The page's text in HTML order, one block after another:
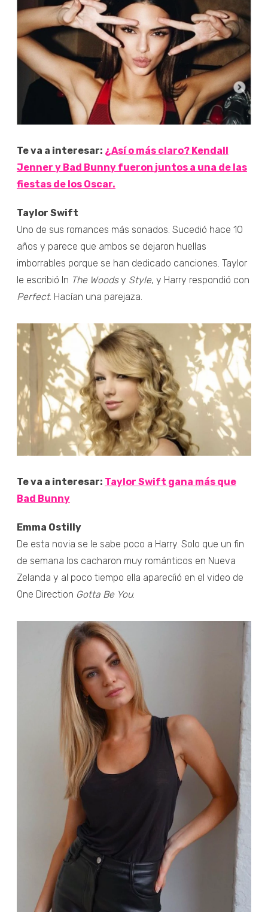
Te va a interesar: ¿Así o más claro? Kendall
Jenner y Bad Bunny fueron juntos a una de las
fiestas de los Oscar.
Taylor Swift
Uno de sus romances más sonados. Sucedió hace 10
años y parece que ambos se dejaron huellas
imborrables porque se han dedicado canciones. Taylor
le escribió In The Woodsy Style, y Harry respondió con
Perfect. Hacían una parejaza.
Te va a interesar: Taylor Swift gana más que
Bad Bunny
Emma Ostilly
De esta novia se le sabe poco a Harry. Solo que un fin
de semana los cacharon muy románticos en Nueva
Zelanda y al poco tiempo ella aparecíió en el video de
One Direction Gotta Be You.